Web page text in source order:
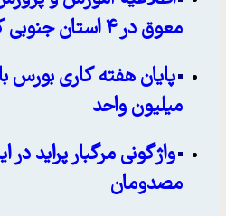
معوق در ۴ استان جنوبی کشور
میلیون واحد
واژگونی مرگبار پراید
مصدومان